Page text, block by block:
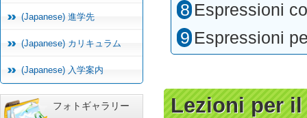
(Japanese) 進学先
(Japanese) カリキュラム
(Japanese) 入学案内
フォトギャラリー
Espressioni
Espressioni
Lezioni per il